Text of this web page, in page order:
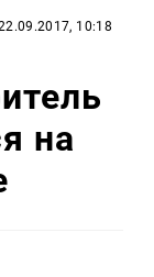
10:18
на